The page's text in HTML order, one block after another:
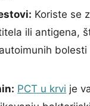
Koriste se
ili antigena,
bolesti
PCT u krvi je